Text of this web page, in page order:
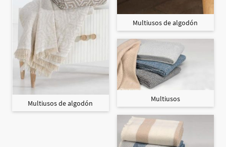
Multiusos de algodón
Multiusos de algodón
Multiusos